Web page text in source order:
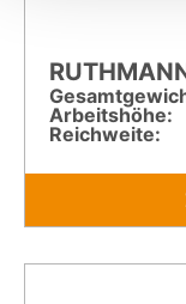
Arbeitshöhe:
Reichweite: